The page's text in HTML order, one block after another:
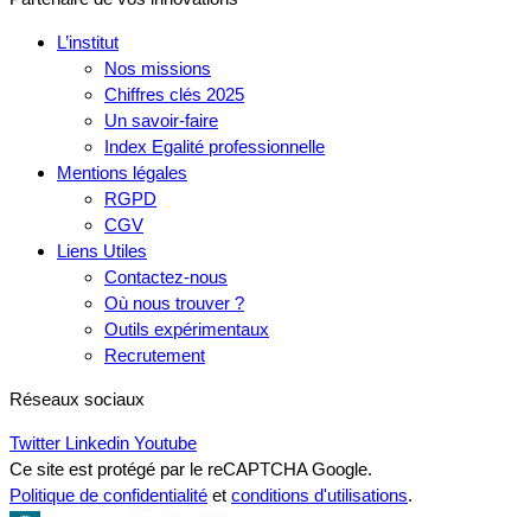
L’institut
Nos missions
Chiffres clés 2025
Un savoir-faire
Index Egalité professionnelle
Mentions légales
RGPD
CGV
Liens Utiles
Contactez-nous
Où nous trouver ?
Outils expérimentaux
Recrutement
Réseaux sociaux
Twitter Linkedin Youtube
Ce site est protégé par le reCAPTCHA Google.
Politique de confidentialité et conditions d'utilisations.